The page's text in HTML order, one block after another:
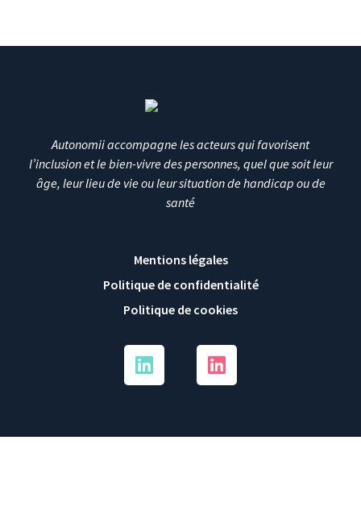
Autonomii accompagne les acteurs qui favorisent
l’inclusion et le bien-vivre des personnes, quel que soit leur
âge, leur lieu de vie ou leur situation de handicap ou de
santé
Mentions légales
Politique de confidentialité
Politique de cookies